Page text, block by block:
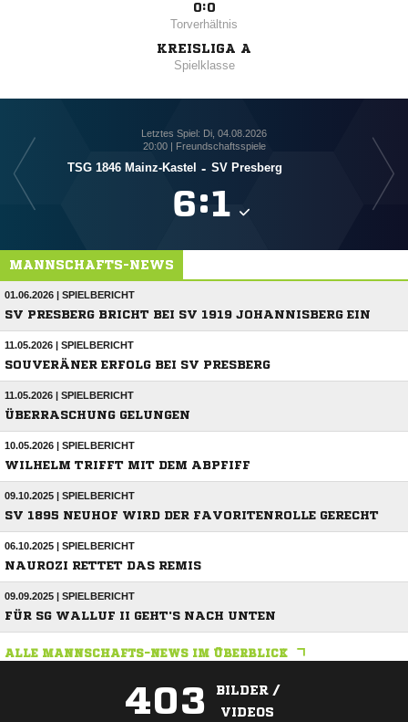
0:0
Torverhältnis
KREISLIGA A
Spielklasse
Letztes Spiel: Di, 04.08.2026
20:00 | Freundschaftsspiele
TSG 1846 Mainz-Kastel - SV Presberg
:
MANNSCHAFTS-NEWS
01.06.2026 | SPIELBERICHT
SV PRESBERG BRICHT BEI SV 1919 JOHANNISBERG EIN
11.05.2026 | SPIELBERICHT
SOUVERÄNER ERFOLG BEI SV PRESBERG
11.05.2026 | SPIELBERICHT
ÜBERRASCHUNG GELUNGEN
10.05.2026 | SPIELBERICHT
WILHELM TRIFFT MIT DEM ABPFIFF
09.10.2025 | SPIELBERICHT
SV 1895 NEUHOF WIRD DER FAVORITENROLLE GERECHT
06.10.2025 | SPIELBERICHT
NAUROZI RETTET DAS REMIS
09.09.2025 | SPIELBERICHT
FÜR SG WALLUF II GEHT'S NACH UNTEN
ALLE MANNSCHAFTS-NEWS IM ÜBERBLICK
403
BILDER /
VIDEOS